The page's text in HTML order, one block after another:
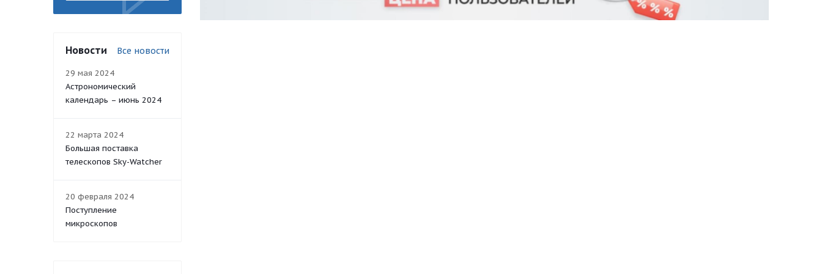
Новости Все новости
29 мая 2024
Астрономический
календарь – июнь 2024
22 марта 2024
Большая поставка
телескопов Sky-Watcher
20 февраля 2024
Поступление
микроскопов